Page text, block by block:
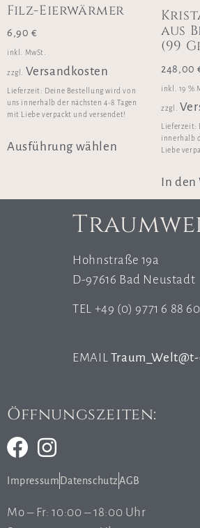
Filz-Eierwärmer
6,90 €
inkl. MwSt.
zzgl. Versandkosten
Lieferzeit: Deine Bestellung wird von
uns innerhalb der nächsten 4-8 Tagen
mit Liebe verpackt und versendet!
Ausführung wählen
aus
(99
248,00
inkl. 19 %
zzgl.
Lieferzeit:
innerhalb
Liebe
In den
Hohnstraße 19a
D-97616 Bad Neustadt
TEL +49 (0) 9771 6 88
EMAIL
Öffnungszeiten:
Impressum DatenschutzAGB
Mo – Fr: 10:00 – 18:00 Uhr